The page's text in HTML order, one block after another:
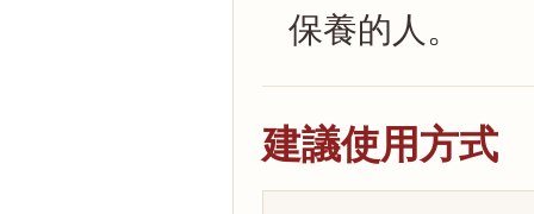
保養的人。
建議使用方式